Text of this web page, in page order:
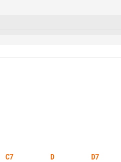
C7 D D7